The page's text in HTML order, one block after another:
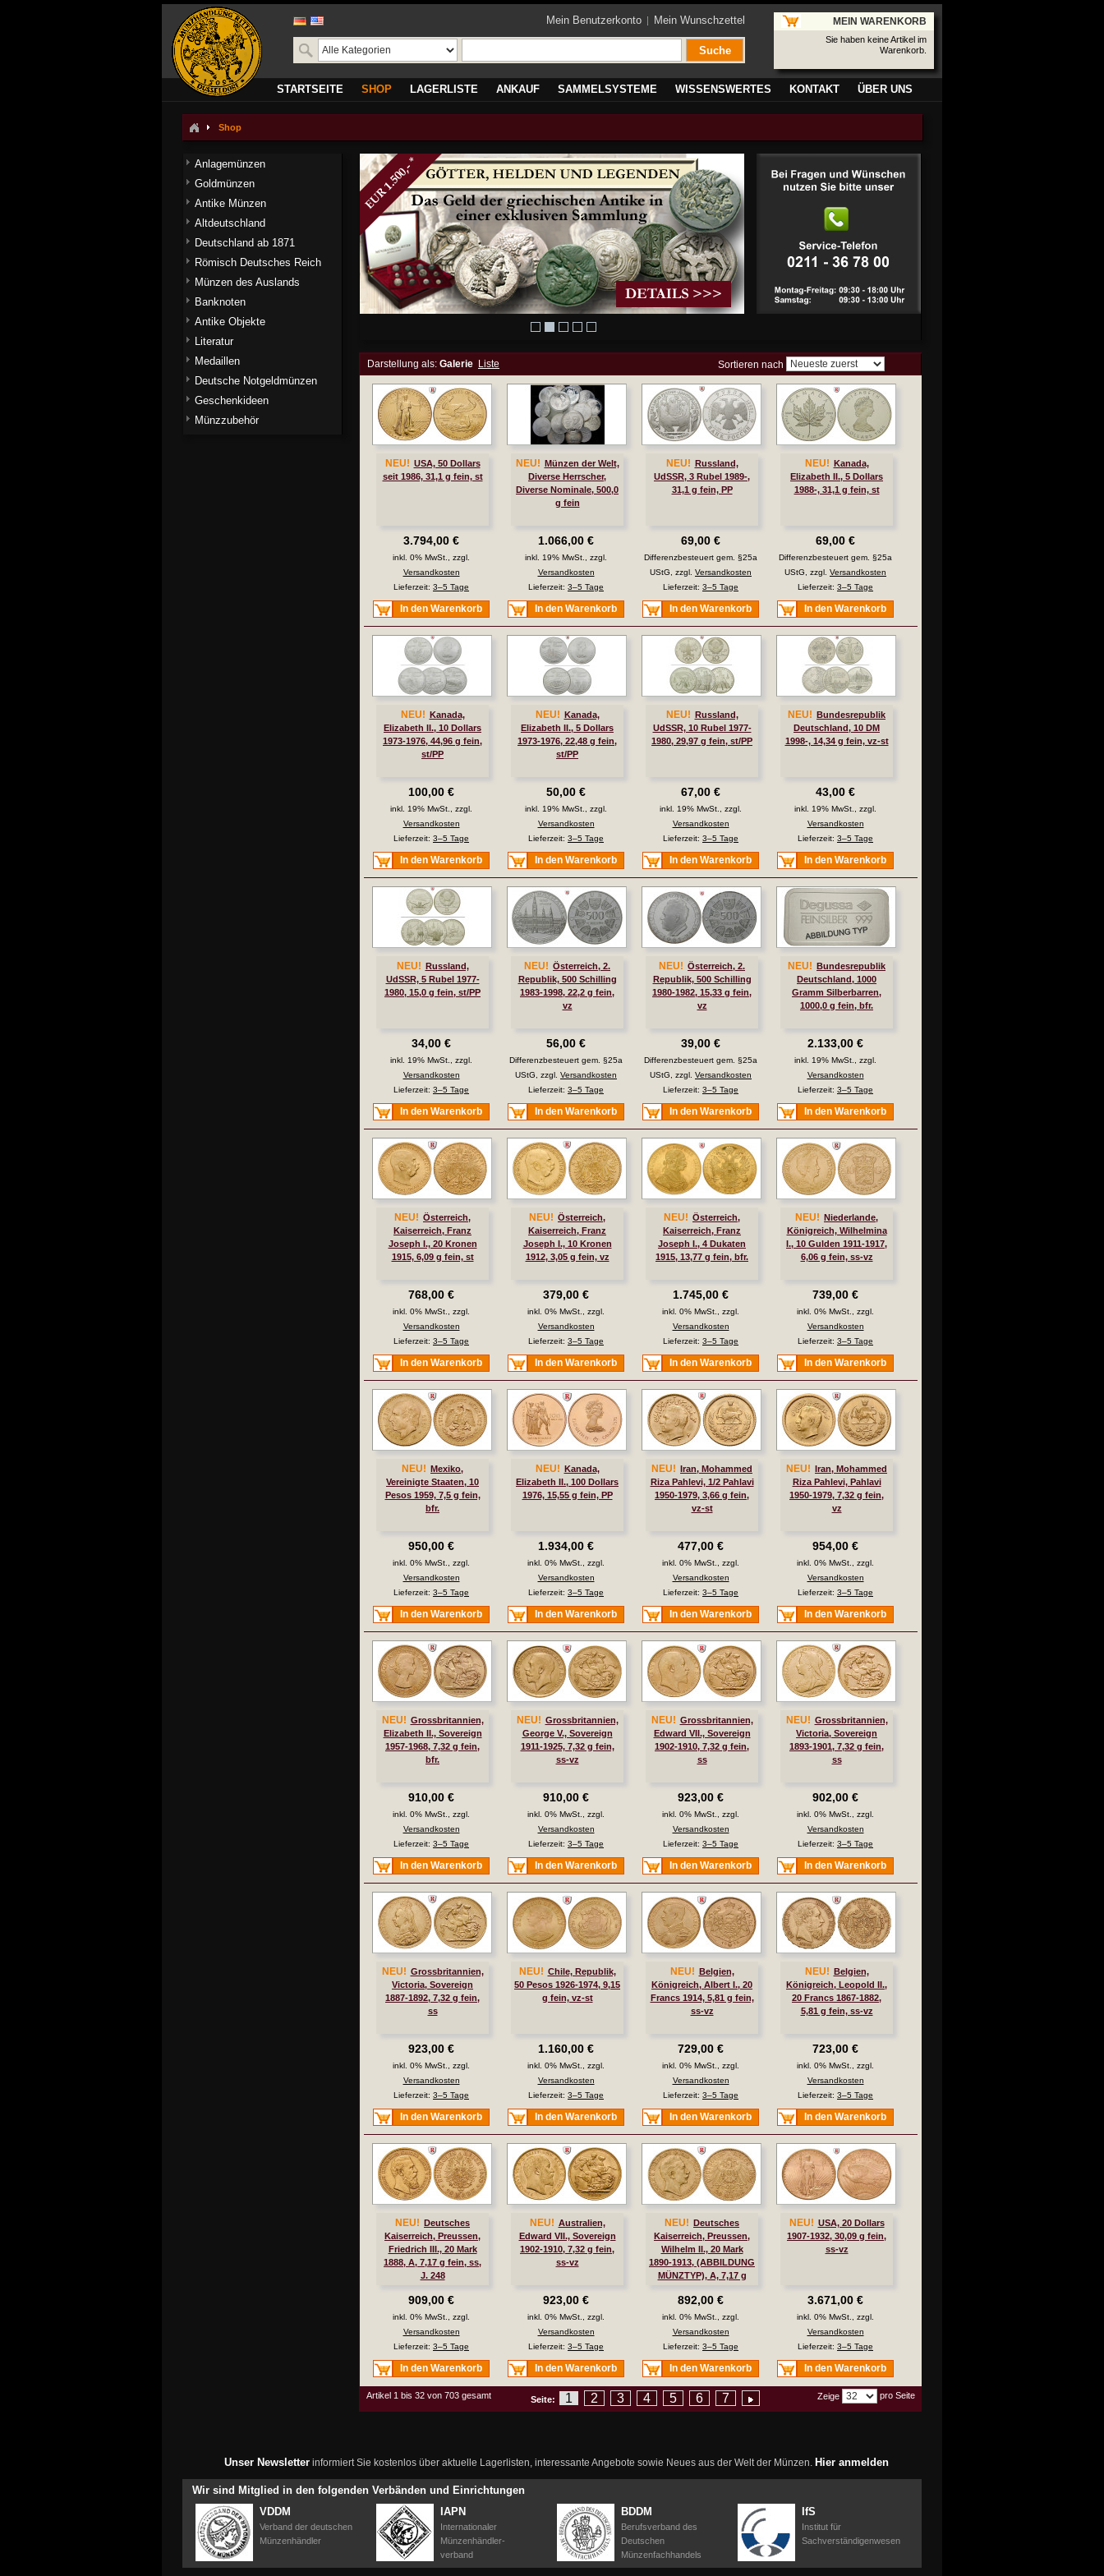
Mein Benutzerkonto Mein Wunschzettel
Suche
MEIN WARENKORB
Sie haben keine Artikel im
Warenkorb.
STARTSEITE SHOP LAGERLISTE ANKAUF SAMMELSYSTEME WISSENSWERTES KONTAKT ÜBER UNS
Shop
Darstellung als: Galerie Liste Sortieren nach
NEU! USA, 50 Dollars
seit 1986, 31,1 g fein, st
3.794,00 €
inkl. 0% MwSt., zzgl.
Versandkosten
Lieferzeit: 3–5 Tage
In den Warenkorb
NEU!
Münzen der Welt,
Diverse Herrscher,
Diverse Nominale, 500,0
g fein
1.066,00 €
inkl. 19% MwSt., zzgl.
Versandkosten
Lieferzeit: 3–5 Tage
In den Warenkorb
NEU!
Russland,
UdSSR, 3 Rubel 1989-,
31,1 g fein, PP
69,00 €
Differenzbesteuert gem. §25a
UStG, zzgl. Versandkosten
Lieferzeit: 3–5 Tage
In den Warenkorb
NEU!
Kanada,
Elizabeth II., 5 Dollars
1988-, 31,1 g fein, st
69,00 €
Differenzbesteuert gem. §25a
UStG, zzgl. Versandkosten
Lieferzeit: 3–5 Tage
In den Warenkorb
NEU!
Kanada,
Elizabeth II., 10 Dollars
1973-1976, 44,96 g fein,
st/PP
100,00 €
inkl. 19% MwSt., zzgl.
Versandkosten
Lieferzeit: 3–5 Tage
In den Warenkorb
NEU!
Kanada,
Elizabeth II., 5 Dollars
1973-1976, 22,48 g fein,
st/PP
50,00 €
inkl. 19% MwSt., zzgl.
Versandkosten
Lieferzeit: 3–5 Tage
In den Warenkorb
NEU!
Russland,
UdSSR, 10 Rubel 1977-
1980, 29,97 g fein, st/PP
67,00 €
inkl. 19% MwSt., zzgl.
Versandkosten
Lieferzeit: 3–5 Tage
In den Warenkorb
NEU!
Bundesrepublik
Deutschland, 10 DM
1998-, 14,34 g fein, vz-st
43,00 €
inkl. 19% MwSt., zzgl.
Versandkosten
Lieferzeit: 3–5 Tage
In den Warenkorb
NEU!
Russland,
UdSSR, 5 Rubel 1977-
1980, 15,0 g fein, st/PP
34,00 €
inkl. 19% MwSt., zzgl.
Versandkosten
Lieferzeit: 3–5 Tage
In den Warenkorb
NEU! Österreich, 2.
Republik, 500 Schilling
1983-1998, 22,2 g fein,
vz
56,00 €
Differenzbesteuert gem. §25a
UStG, zzgl. Versandkosten
Lieferzeit: 3–5 Tage
In den Warenkorb
NEU! Österreich, 2.
Republik, 500 Schilling
1980-1982, 15,33 g fein,
vz
39,00 €
Differenzbesteuert gem. §25a
UStG, zzgl. Versandkosten
Lieferzeit: 3–5 Tage
In den Warenkorb
NEU!
Bundesrepublik
Deutschland, 1000
Gramm Silberbarren,
1000,0 g fein, bfr.
2.133,00 €
inkl. 19% MwSt., zzgl.
Versandkosten
Lieferzeit: 3–5 Tage
In den Warenkorb
NEU! Österreich,
Kaiserreich, Franz
Joseph I., 20 Kronen
1915, 6,09 g fein, st
768,00 €
inkl. 0% MwSt., zzgl.
Versandkosten
Lieferzeit: 3–5 Tage
In den Warenkorb
NEU! Österreich,
Kaiserreich, Franz
Joseph I., 10 Kronen
1912, 3,05 g fein, vz
379,00 €
inkl. 0% MwSt., zzgl.
Versandkosten
Lieferzeit: 3–5 Tage
In den Warenkorb
NEU! Österreich,
Kaiserreich, Franz
Joseph I., 4 Dukaten
1915, 13,77 g fein, bfr.
1.745,00 €
inkl. 0% MwSt., zzgl.
Versandkosten
Lieferzeit: 3–5 Tage
In den Warenkorb
NEU!
Niederlande,
Königreich, Wilhelmina
I., 10 Gulden 1911-1917,
6,06 g fein, ss-vz
739,00 €
inkl. 0% MwSt., zzgl.
Versandkosten
Lieferzeit: 3–5 Tage
In den Warenkorb
NEU!
Mexiko,
Vereinigte Staaten, 10
Pesos 1959, 7,5 g fein,
bfr.
950,00 €
inkl. 0% MwSt., zzgl.
Versandkosten
Lieferzeit: 3–5 Tage
In den Warenkorb
NEU!
Kanada,
Elizabeth II., 100 Dollars
1976, 15,55 g fein, PP
1.934,00 €
inkl. 0% MwSt., zzgl.
Versandkosten
Lieferzeit: 3–5 Tage
In den Warenkorb
NEU!
Iran, Mohammed
Riza Pahlevi, 1/2 Pahlavi
1950-1979, 3,66 g fein,
vz-st
477,00 €
inkl. 0% MwSt., zzgl.
Versandkosten
Lieferzeit: 3–5 Tage
In den Warenkorb
NEU!
Iran, Mohammed
Riza Pahlevi, Pahlavi
1950-1979, 7,32 g fein,
vz
954,00 €
inkl. 0% MwSt., zzgl.
Versandkosten
Lieferzeit: 3–5 Tage
In den Warenkorb
NEU! Grossbritannien,
Elizabeth II., Sovereign
1957-1968, 7,32 g fein,
bfr.
910,00 €
inkl. 0% MwSt., zzgl.
Versandkosten
Lieferzeit: 3–5 Tage
In den Warenkorb
NEU! Grossbritannien,
George V., Sovereign
1911-1925, 7,32 g fein,
ss-vz
910,00 €
inkl. 0% MwSt., zzgl.
Versandkosten
Lieferzeit: 3–5 Tage
In den Warenkorb
NEU! Grossbritannien,
Edward VII., Sovereign
1902-1910, 7,32 g fein,
ss
923,00 €
inkl. 0% MwSt., zzgl.
Versandkosten
Lieferzeit: 3–5 Tage
In den Warenkorb
NEU! Grossbritannien,
Victoria, Sovereign
1893-1901, 7,32 g fein,
ss
902,00 €
inkl. 0% MwSt., zzgl.
Versandkosten
Lieferzeit: 3–5 Tage
In den Warenkorb
NEU! Grossbritannien,
Victoria, Sovereign
1887-1892, 7,32 g fein,
ss
923,00 €
inkl. 0% MwSt., zzgl.
Versandkosten
Lieferzeit: 3–5 Tage
In den Warenkorb
NEU! Chile, Republik,
50 Pesos 1926-1974, 9,15
g fein, vz-st
1.160,00 €
inkl. 0% MwSt., zzgl.
Versandkosten
Lieferzeit: 3–5 Tage
In den Warenkorb
NEU!
Belgien,
Königreich, Albert I., 20
Francs 1914, 5,81 g fein,
ss-vz
729,00 €
inkl. 0% MwSt., zzgl.
Versandkosten
Lieferzeit: 3–5 Tage
In den Warenkorb
NEU!
Belgien,
Königreich, Leopold II.,
20 Francs 1867-1882,
5,81 g fein, ss-vz
723,00 €
inkl. 0% MwSt., zzgl.
Versandkosten
Lieferzeit: 3–5 Tage
In den Warenkorb
NEU!
Deutsches
Kaiserreich, Preussen,
Friedrich III., 20 Mark
1888, A, 7,17 g fein, ss,
J. 248
909,00 €
inkl. 0% MwSt., zzgl.
Versandkosten
Lieferzeit: 3–5 Tage
In den Warenkorb
NEU! Australien,
Edward VII., Sovereign
1902-1910, 7,32 g fein,
ss-vz
923,00 €
inkl. 0% MwSt., zzgl.
Versandkosten
Lieferzeit: 3–5 Tage
In den Warenkorb
NEU!
Deutsches
Kaiserreich, Preussen,
Wilhelm II., 20 Mark
1890-1913, (ABBILDUNG
MÜNZTYP), A, 7,17 g
892,00 €
inkl. 0% MwSt., zzgl.
Versandkosten
Lieferzeit: 3–5 Tage
In den Warenkorb
NEU! USA, 20 Dollars
1907-1932, 30,09 g fein,
ss-vz
3.671,00 €
inkl. 0% MwSt., zzgl.
Versandkosten
Lieferzeit: 3–5 Tage
In den Warenkorb
Artikel 1 bis 32 von 703 gesamt Zeige pro Seite
Seite: 1 2 3 4 5 6 7
Anlagemünzen
Goldmünzen
Antike Münzen
Altdeutschland
Deutschland ab 1871
Römisch Deutsches Reich
Münzen des Auslands
Banknoten
Antike Objekte
Literatur
Medaillen
Deutsche Notgeldmünzen
Geschenkideen
Münzzubehör
Unser Newsletterinformiert Sie kostenlos über aktuelle Lagerlisten, interessante Angebote sowie Neues aus der Welt der Münzen. Hier anmelden
Wir sind Mitglied in den folgenden Verbänden und Einrichtungen
VDDM
Verband der deutschen
Münzenhändler
IAPN
Internationaler
Münzenhändler-
verband
BDDM
Berufsverband des
Deutschen
Münzenfachhandels
IfS
Institut für
Sachverständigenwesen